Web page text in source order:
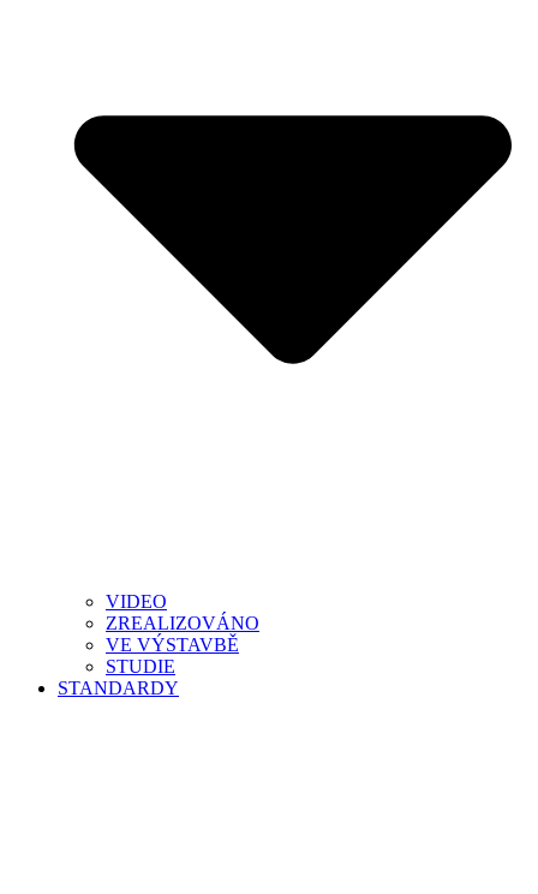
VIDEO
ZREALIZOVÁNO
VE VÝSTAVBĚ
STUDIE
STANDARDY